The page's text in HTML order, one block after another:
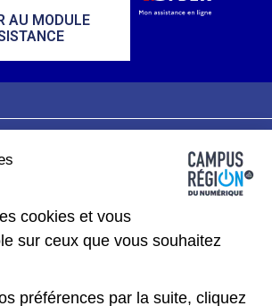
AU MODULE
cookies et vous
sur ceux que vous souhaitez
préférences par la suite, cliquez